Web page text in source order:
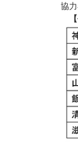
協
【